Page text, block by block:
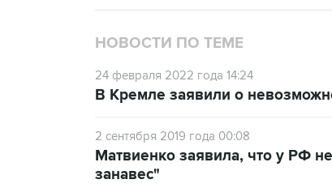
НОВОСТИ ПО ТЕМЕ
24 февраля 2022 года 14:24
В Кремле заявили о
2 сентября 2019 года 00:08
Матвиенко заявила, что у РФ
занавес"